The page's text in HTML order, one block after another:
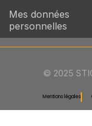
Mes données
personnelles
© 2025
Mentions légales